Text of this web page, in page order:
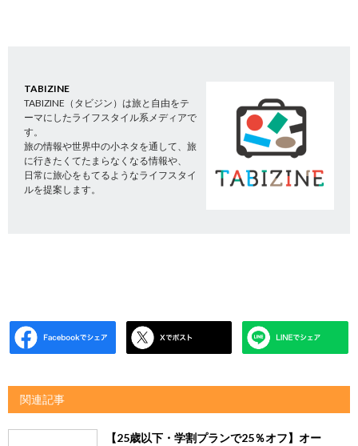
TABIZINE
TABIZINE（タビジン）は旅と自由をテ
ーマにしたライフスタイル系メディアで
す。
旅の情報や世界中の小ネタを通して、旅
に行きたくてたまらなくなる情報や、
日常に旅心をもてるようなライフスタイ
ルを提案します。
関連記事
【25歳以下・学割プランで25％オフ】オー